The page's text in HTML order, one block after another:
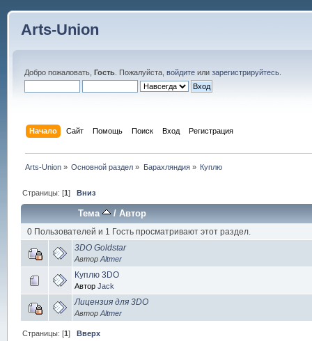
Arts-Union
Добро пожаловать, Гость. Пожалуйста, войдитеили зарегистрируйтесь.
Начало Сайт Помощь Поиск Вход Регистрация
Arts-Union » Основной раздел » Барахляндия» Куплю
Страницы: [1]Вниз
Тема / Автор
0 Пользователей и 1 Гость просматривают этот раздел.
3DO Goldstar
Автор Altmer
Куплю 3DO
Автор Jack
Лицензия для 3DO
Автор Altmer
Страницы: [1]Вверх